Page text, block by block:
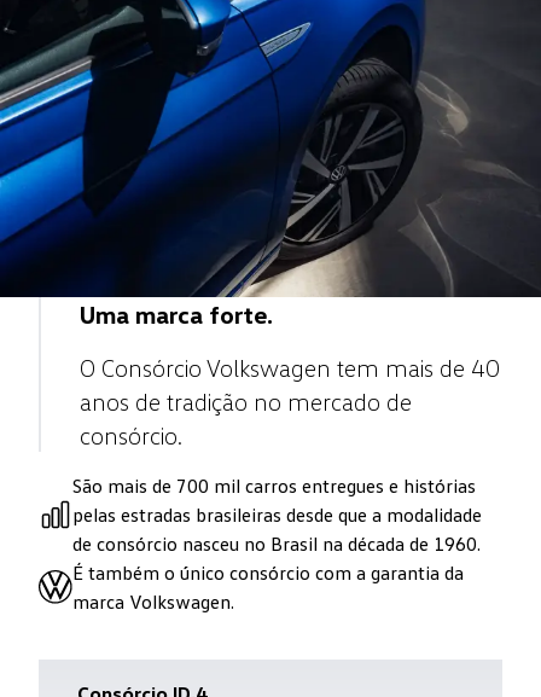
Uma marca forte.
O Consórcio Volkswagen tem mais de 40
anos de tradição no mercado de
consórcio.
São mais de 700 mil carros entregues e histórias
pelas estradas brasileiras desde que a modalidade
de consórcio nasceu no Brasil na década de 1960.
É também o único consórcio com a garantia da
marca Volkswagen.